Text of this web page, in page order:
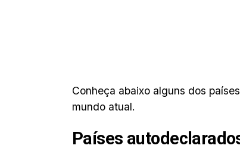
Conheça abaixo alguns dos
mundo atual.
Países